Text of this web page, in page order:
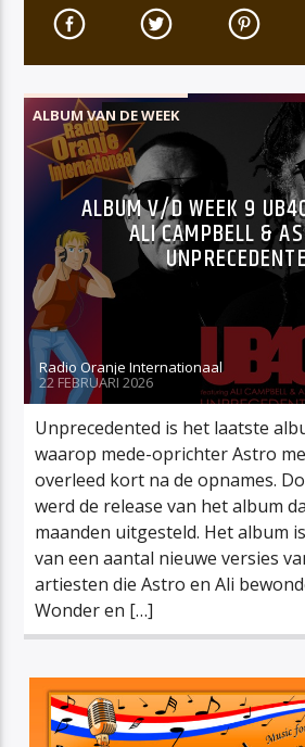
ALBUM VAN DE WEEK
ALBUM V/D WEEK 9
ALI CAMPBELL &
Radio Oranje Internationaal
22 FEBRUARI 2026
Unprecedented is het laatste
waarop mede-oprichter Astro
overleed kort na de opnames.
werd de release van het album
maanden uitgesteld. Het album
van een aantal nieuwe versies
artiesten die Astro en Ali
Wonder en […]